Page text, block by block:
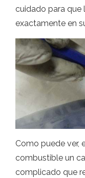
cuidado para que
exactamente en
Como puede ver,
combustible un
complicado que